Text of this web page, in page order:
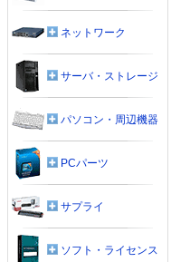
ネットワーク
サーバ・ストレージ
パソコン・周辺機器
PCパーツ
サプライ
ソフト・ライセンス